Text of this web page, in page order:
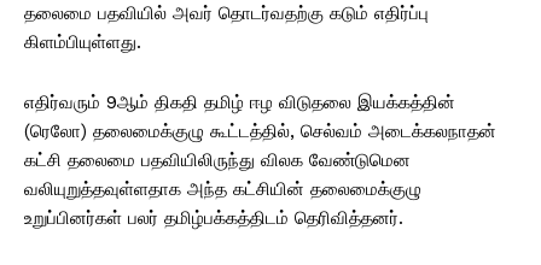
தலைமை பதவியில் அவர் தொடர்வதற்கு கடும் எதிர்ப்பு
கிளம்பியுள்ளது.
எதிர்வரும் 9ஆம் திகதி தமிழ் ஈழ விடுதலை இயக்கத்தின்
(ரெலோ) தலைமைக்குழு கூட்டத்தில், செல்வம் அடைக்கலநாதன்
கட்சி தலைமை பதவியிலிருந்து விலக வேண்டுமென
வலியுறுத்தவுள்ளதாக அந்த கட்சியின் தலைமைக்குழு
உறுப்பினர்கள் பலர் தமிழ்பக்கத்திடம் தெரிவித்தனர்.